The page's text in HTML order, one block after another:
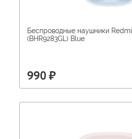
Беспроводные наушники
(BHR9283GL) Blue
990 ₽